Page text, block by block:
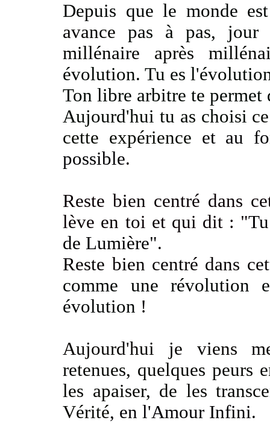
Depuis que le monde
avance pas à pas, jour
millénaire après
évolution. Tu es
Ton libre arbitre te permet
Aujourd'hui tu as choisi
cette expérience et au
possible.
Reste bien centré dans
lève en toi et qui dit : "
de Lumière".
Reste bien centré dans
comme une révolution
évolution !
Aujourd'hui je viens
retenues, quelques
les apaiser, de les
Vérité, en l'Amour Infini.